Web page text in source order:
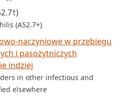
(A52.7+)
naczyniowe w przebiegu
i pasożytniczych
indziej
in other infectious and
elsewhere